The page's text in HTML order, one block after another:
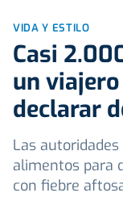
VIDA Y ESTILO
Casi
un
declarar
Las
alimentos para
con fiebre